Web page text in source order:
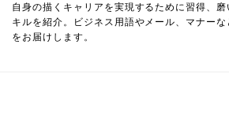
自身の描くキャリアを実現するために習得、
キルを紹介。ビジネス用語やメール、マナー
をお届けします。